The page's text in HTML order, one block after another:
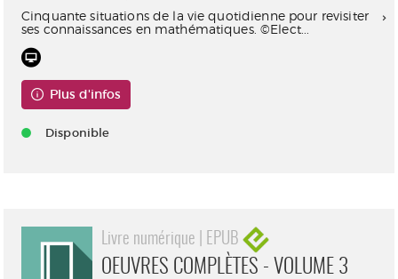
Cinquante situations de la vie quotidienne pour revisiter
ses connaissances en mathématiques. ©Elect...
Plus d'infos
Disponible
Livre numérique | EPUB
OEUVRES COMPLÈTES - VOLUME 3